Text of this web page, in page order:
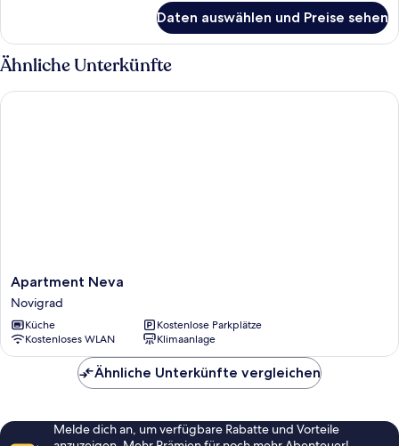
(Mirjana
A2+1
nr.4)
Daten auswählen und Preise sehen
Ähnliche Unterkünfte
Apartment
Neva
Novigrad
Apartment Neva
Novigrad
Küche
Kostenlose Parkplätze
Kostenloses WLAN
Klimaanlage
Apartment Neva
Ähnliche Unterkünfte vergleichen
Melde dich an, um verfügbare Rabatte und Vorteile